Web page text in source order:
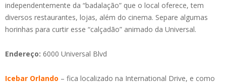
independentemente da “badalação” que o local oferece, tem
diversos restaurantes, lojas, além do cinema. Separe algumas
horinhas para curtir esse “calçadão” animado da Universal.
Endereço: 6000 Universal Blvd
Icebar Orlando – fica localizado na International Drive, e como